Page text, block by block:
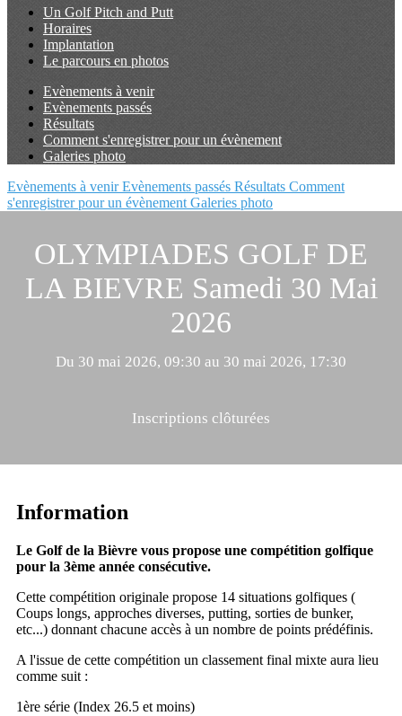
Un Golf Pitch and Putt
Horaires
Implantation
Le parcours en photos
Evènements à venir
Evènements passés
Résultats
Comment s'enregistrer pour un évènement
Galeries photo
Evènements à venirEvènements passés Résultats Comment
s'enregistrer pour un évènement Galeries photo
OLYMPIADES GOLF DE
LA BIEVRE Samedi 30 Mai
2026
Du 30 mai 2026, 09:30 au 30 mai 2026, 17:30
Inscriptions clôturées
Information
Le Golf de la Bièvre vous propose une compétition golfique
pour la 3ème année consécutive.
Cette compétition originale propose 14 situations golfiques (
Coups longs, approches diverses, putting, sorties de bunker,
etc...) donnant chacune accès à un nombre de points prédéfinis.
A l'issue de cette compétition un classement final mixte aura lieu
comme suit :
1ère série (Index 26.5 et moins)